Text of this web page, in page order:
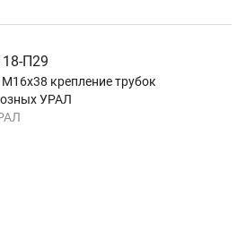
П29
крепление трубок
УРАЛ